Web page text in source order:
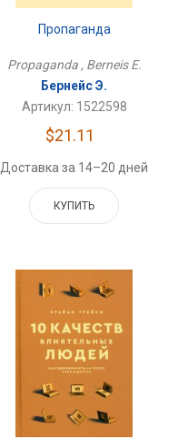
Пропаганда
Propaganda , Berneis E.
Бернейс Э.
Артикул: 1522598
$21.11
Доставка за 14–20 дней
КУПИТЬ